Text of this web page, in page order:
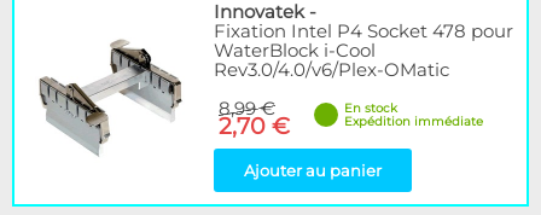
Innovatek-
Fixation Intel P4 Socket 478 pour
WaterBlock i-Cool
Rev3.0/4.0/v6/Plex-OMatic
8,99 €
2,70 €
En stock
Expédition immédiate
Ajouter au panier